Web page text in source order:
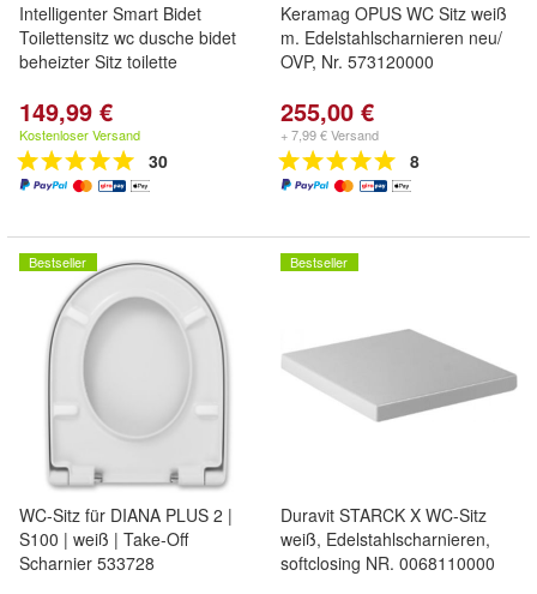
Intelligenter Smart Bidet
Toilettensitz wc dusche bidet
beheizter Sitz toilette
149,99 €
Kostenloser Versand
30
Keramag OPUS WC Sitz weiß
m. Edelstahlscharnieren neu/
OVP, Nr. 573120000
255,00 €
+ 7,99 € Versand
8
Bestseller
WC-Sitz für DIANA PLUS 2 |
S100 | weiß | Take-Off
Scharnier 533728
Bestseller
Duravit STARCK X WC-Sitz
weiß, Edelstahlscharnieren,
softclosing NR. 0068110000